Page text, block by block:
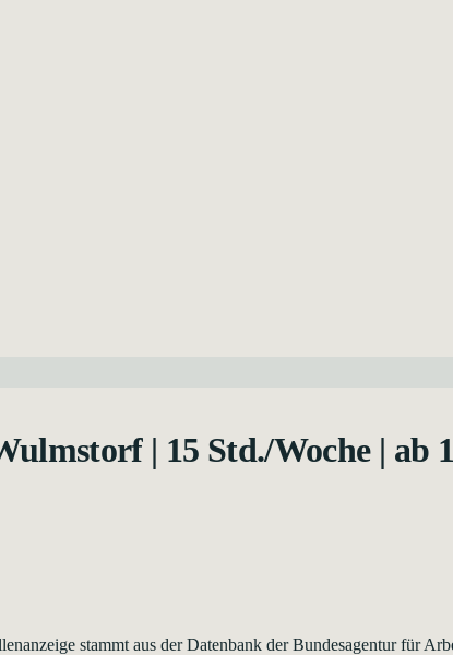
| 15 Std./Woche | ab
stammt aus der Datenbank der Bundesagentur für